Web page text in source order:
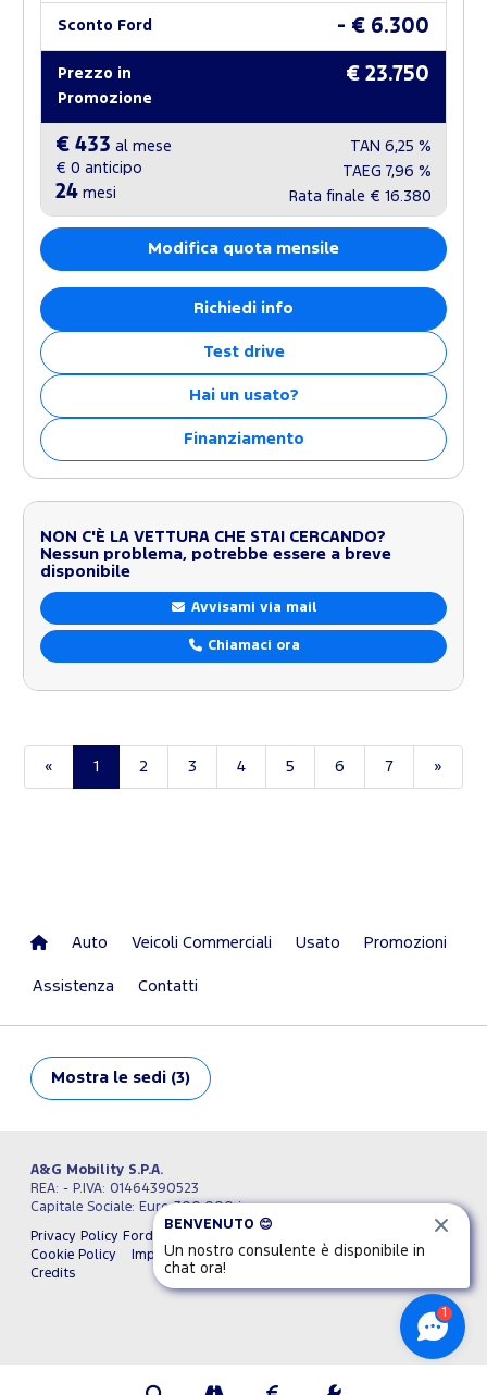
Sconto Ford - € 6.300
Prezzo in
Promozione
€ 23.750
€ 433 al mese
€ 0 anticipo
24 mesi
TAN 6,25 %
TAEG 7,96 %
Rata finale € 16.380
Modifica quota mensile
Richiedi info
Test drive
Hai un usato?
Finanziamento
NON C'È LA VETTURA CHE STAI CERCANDO?
Nessun problema, potrebbe essere a breve
disponibile
Avvisami via mail
Chiamaci ora
« 1 2 3 4 5 6 7 »
Auto Veicoli Commerciali Usato Promozioni
Assistenza Contatti
Mostra le sedi (3)
A&G Mobility S.P.A.
REA: - P.IVA: 01464390523
Capitale Sociale: Euro 300.000 i.v.
Privacy Policy Ford Italia
Cookie Policy
Impostazioni cookie
Termini e condizioni
Credits
BENVENUTO 😊
Un nostro consulente è disponibile in
chat ora!